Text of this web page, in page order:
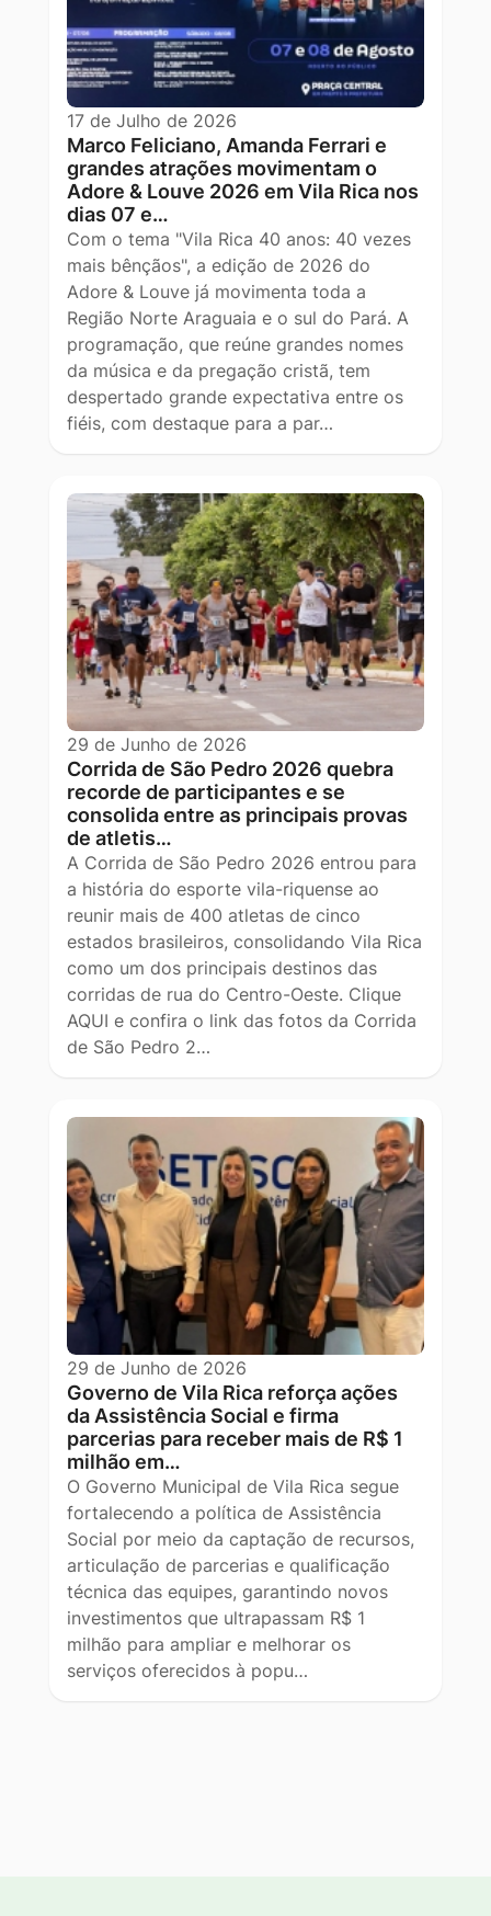
17 de Julho de 2026
Marco Feliciano, Amanda Ferrari e
grandes atrações movimentam o
Adore & Louve 2026 em Vila Rica nos
dias 07 e…
Com o tema "Vila Rica 40 anos: 40 vezes
mais bênçãos", a edição de 2026 do
Adore & Louve já movimenta toda a
Região Norte Araguaia e o sul do Pará. A
programação, que reúne grandes nomes
da música e da pregação cristã, tem
despertado grande expectativa entre os
fiéis, com destaque para a par…
29 de Junho de 2026
Corrida de São Pedro 2026 quebra
recorde de participantes e se
consolida entre as principais provas
de atletis…
A Corrida de São Pedro 2026 entrou para
a história do esporte vila-riquense ao
reunir mais de 400 atletas de cinco
estados brasileiros, consolidando Vila Rica
como um dos principais destinos das
corridas de rua do Centro-Oeste. Clique
AQUI e confira o link das fotos da Corrida
de São Pedro 2…
29 de Junho de 2026
Governo de Vila Rica reforça ações
da Assistência Social e firma
parcerias para receber mais de R$ 1
milhão em…
O Governo Municipal de Vila Rica segue
fortalecendo a política de Assistência
Social por meio da captação de recursos,
articulação de parcerias e qualificação
técnica das equipes, garantindo novos
investimentos que ultrapassam R$ 1
milhão para ampliar e melhorar os
serviços oferecidos à popu…